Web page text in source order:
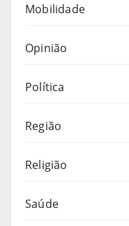
Mobilidade
Opinião
Política
Região
Religião
Saúde